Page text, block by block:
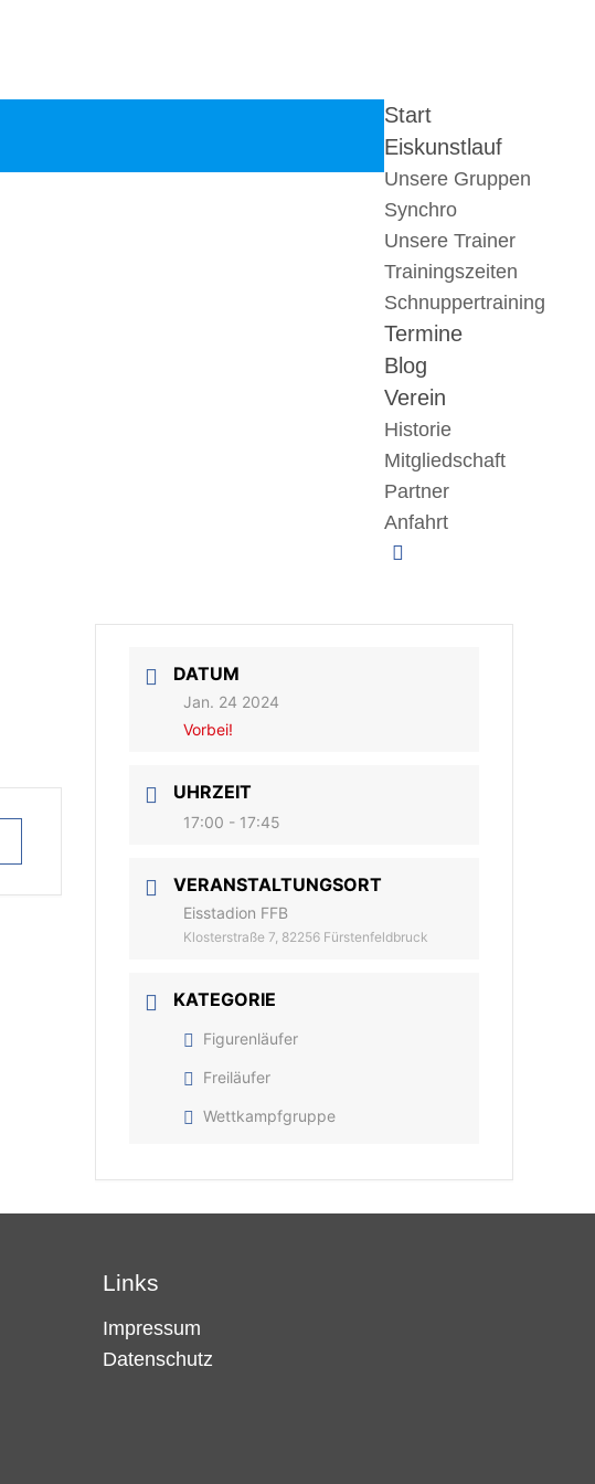
Start
Eiskunstlauf
Unsere Gruppen
Synchro
Unsere Trainer
Trainingszeiten
Schnuppertraining
Termine
Blog
Verein
Historie
Mitgliedschaft
Partner
Anfahrt
DATUM
Jan. 24 2024
Vorbei!
UHRZEIT
17:00 - 17:45
VERANSTALTUNGSORT
Eisstadion FFB
Klosterstraße 7, 82256 Fürstenfeldbruck
KATEGORIE
Figurenläufer
Freiläufer
Wettkampfgruppe
Links
Impressum
Datenschutz